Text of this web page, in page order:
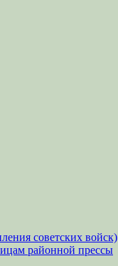
советских войск)
районной прессы